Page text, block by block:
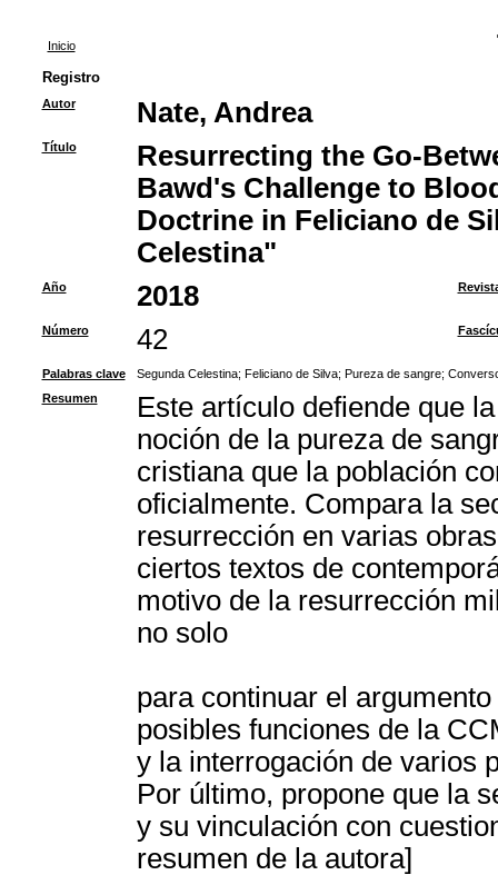
Inicio
Registro
Autor Nate, Andrea
Título
Resurrecting the Go-
Bawd's Challenge to
Doctrine in Feliciano de
Celestina"
Año 2018
Número 42
Palabras clave Segunda Celestina; Feliciano de Silva; Pureza de sangre;
Resumen
Este artículo defiende que
noción de la pureza de
cristiana que la población
oficialmente. Compara la
resurrección en varias
ciertos textos de
motivo de la resurrección
no solo
para continuar el
posibles funciones de la
y la interrogación de varios
Por último, propone que la
y su vinculación con
resumen de la autora]